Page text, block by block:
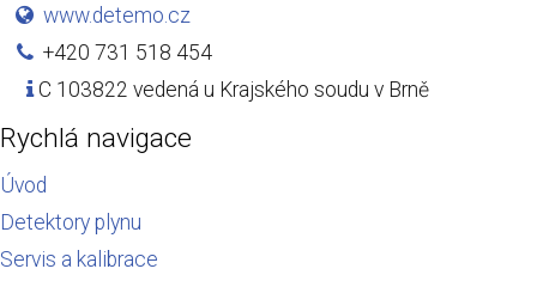
www.detemo.cz
+420 731 518 454
C 103822 vedená u Krajského soudu v Brně
Rychlá navigace
Úvod
Detektory plynu
Servis a kalibrace